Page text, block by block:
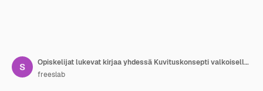
Opiskelijat lukevat kirjaa yhdessä Kuvituskonsepti valkoisella pohjalla
freeslab